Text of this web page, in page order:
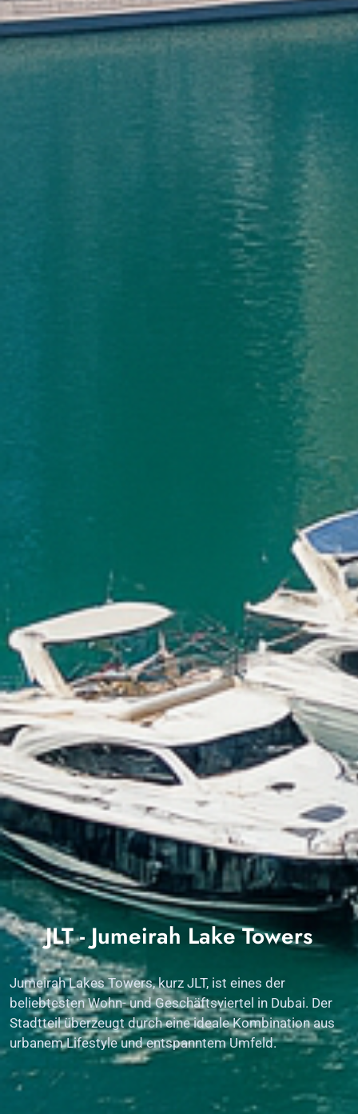
JLT - Jumeirah Lake Towers
Jumeirah Lakes Towers, kurz JLT, ist eines der
beliebtesten Wohn- und Geschäftsviertel in Dubai. Der
Stadtteil überzeugt durch eine ideale Kombination aus
urbanem Lifestyle und entspanntem Umfeld.